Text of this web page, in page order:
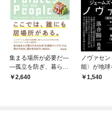
集まる場所が必要だ―
―孤立を防ぎ、暮らし
を守る「開かれた場」
2,640
ノヴァセ
能〉が地球
1,540